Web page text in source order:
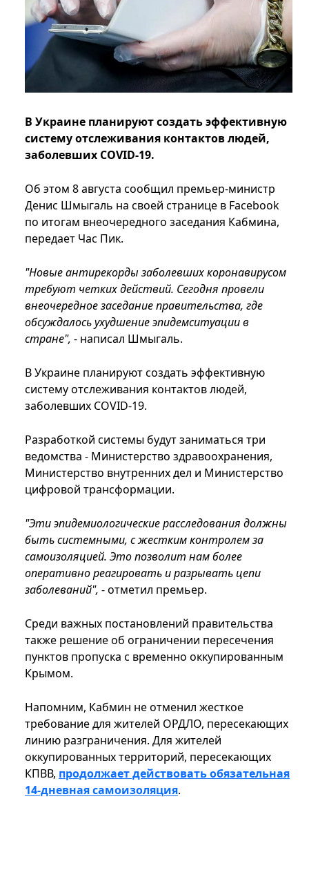
В Украине планируют создать эффективную
систему отслеживания контактов людей,
заболевших COVID-19.
Об этом 8 августа сообщил премьер-министр
Денис Шмыгаль на своей странице в Facebook
по итогам внеочередного заседания Кабмина,
передает Час Пик.
"Новые антирекорды заболевших коронавирусом
требуют четких действий. Сегодня провели
внеочередное заседание правительства, где
обсуждалось ухудшение эпидемситуации в
стране", - написал Шмыгаль.
В Украине планируют создать эффективную
систему отслеживания контактов людей,
заболевших COVID-19.
Разработкой системы будут заниматься три
ведомства - Министерство здравоохранения,
Министерство внутренних дел и Министерство
цифровой трансформации.
"Эти эпидемиологические расследования должны
быть системными, с жестким контролем за
самоизоляцией. Это позволит нам более
оперативно реагировать и разрывать цепи
заболеваний", - отметил премьер.
Среди важных постановлений правительства
также решение об ограничении пересечения
пунктов пропуска с временно оккупированным
Крымом.
Напомним, Кабмин не отменил жесткое
требование для жителей ОРДЛО, пересекающих
линию разграничения. Для жителей
оккупированных территорий, пересекающих
КПВВ, продолжает действовать обязательная
14-дневная самоизоляция.